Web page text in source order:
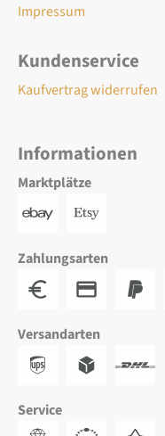
Impressum
Kundenservice
Kaufvertrag widerrufen
Informationen
Marktplätze
Zahlungsarten
Versandarten
Service